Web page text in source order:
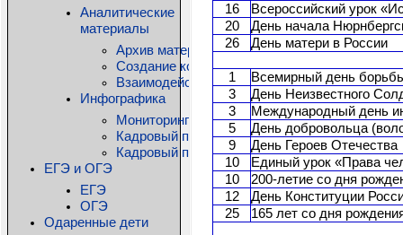
Аналитические
материалы
Архив материалов
Создание комфортной образовательной
Взаимодействие детского сада и семьи:
Инфографика
Мониторинг состояния общего образования
Кадровый потенциал системы дошкольного
Кадровый потенциал системы
ЕГЭ и ОГЭ
ЕГЭ
ОГЭ
Одаренные дети
16
Всероссийский урок
20
День начала
26
День матери в России
1
Всемирный день
3
День Неизвестного
3
Международный день
5
День добровольца
9
День Героев Отечества
10
Единый урок «Права
10
200-летие со дня
12
День Конституции
25
165 лет со дня